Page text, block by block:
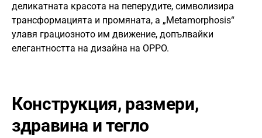
деликатната красота на пеперудите, символизира
трансформацията и промяната, а „Metamorphosis“
улавя грациозното им движение, допълвайки
елегантността на дизайна на OPPO.
Конструкция, размери,
здравина и тегло